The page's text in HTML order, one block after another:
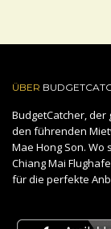
ÜBER
BudgetCatcher,
den führenden
Mae Hong Son. Wo
Chiang Mai
für die perfekte